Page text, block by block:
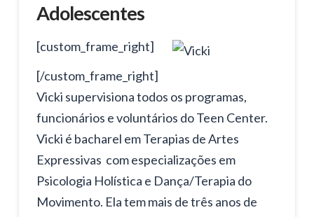
Adolescentes
[custom_frame_right]
[/custom_frame_right]
Vicki supervisiona todos os programas,
funcionários e voluntários do Teen Center.
Vicki é bacharel em Terapias de Artes
Expressivas com especializações em
Psicologia Holística e Dança/Terapia do
Movimento. Ela tem mais de três anos de